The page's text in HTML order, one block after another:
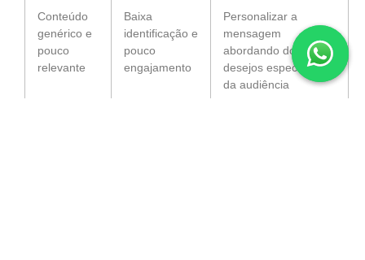
Conteúdo
genérico e
pouco
relevante
Baixa
identificação e
pouco
engajamento
Personalizar a
mensagem
abordando dores ou
desejos específicos
da audiência